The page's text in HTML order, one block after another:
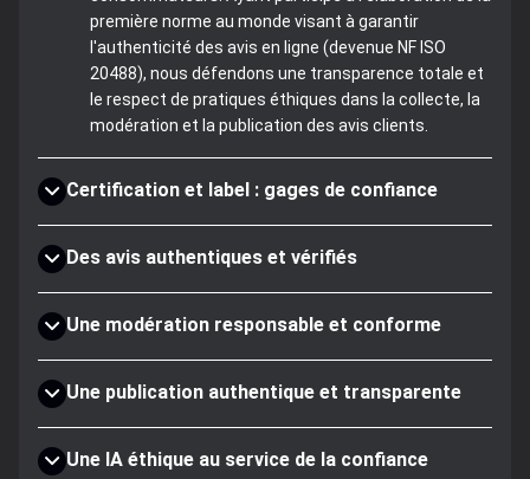
première norme au monde visant à garantir
l'authenticité des avis en ligne (devenue NF ISO
20488), nous défendons une transparence totale et
le respect de pratiques éthiques dans la collecte, la
modération et la publication des avis clients.
Certification et label : gages de confiance
Des avis authentiques et vérifiés
Une modération responsable et conforme
Une publication authentique et transparente
Une IA éthique au service de la confiance